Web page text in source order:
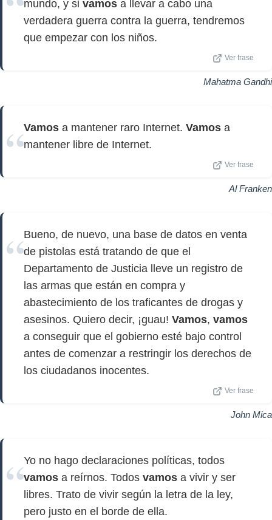
mundo, y si vamos a llevar a cabo una
verdadera guerra contra la guerra, tendremos
que empezar con los niños.
Ver frase
Mahatma Gandhi
Vamos a mantener raro Internet. Vamos a
mantener libre de Internet.
Ver frase
Al Franken
Bueno, de nuevo, una base de datos en venta
de pistolas está tratando de que el
Departamento de Justicia lleve un registro de
las armas que están en compra y
abastecimiento de los traficantes de drogas y
asesinos. Quiero decir, ¡guau! Vamos, vamos
a conseguir que el gobierno esté bajo control
antes de comenzar a restringir los derechos de
los ciudadanos inocentes.
Ver frase
John Mica
Yo no hago declaraciones políticas, todos
vamos a reírnos. Todos vamos a vivir y ser
libres. Trato de vivir según la letra de la ley,
pero justo en el borde de ella.